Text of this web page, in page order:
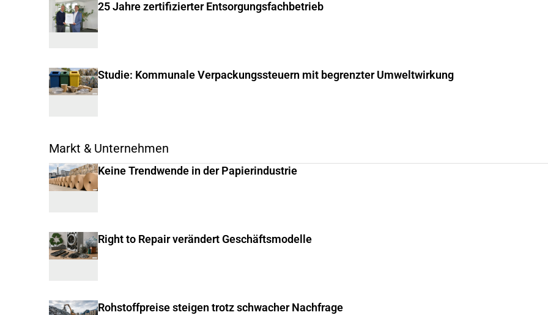
25 Jahre zertifizierter Entsorgungsfachbetrieb
Studie: Kommunale Verpackungssteuern mit begrenzter Umweltwirkung
Markt & Unternehmen
Keine Trendwende in der Papierindustrie
Right to Repair verändert Geschäftsmodelle
Rohstoffpreise steigen trotz schwacher Nachfrage